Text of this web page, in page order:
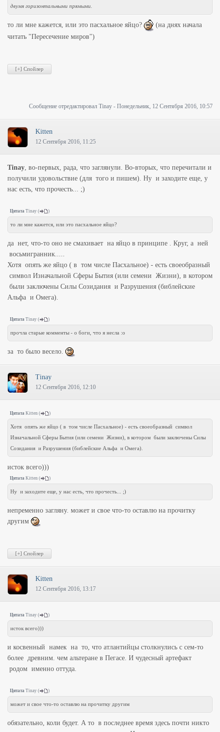
двумя горизонтальными прямыми.
то ли мне кажется, или это пасхальное яйцо?
(на днях начала
читать "Пересечение миров")
Сообщение отредактировал Tinay - Понедельник, 12 Сентября 2016, 10:57
Kitten
12 Сентября 2016, 11:25
Tinay, во-первых, рада, что заглянули. Во-вторых, что перечитали и
получили удовольствие (для того и пишем). Ну и заходите еще, у
нас есть, что прочесть... ;)
Цитата Tinay ( )
то ли мне кажется, или это пасхальное яйцо?
да нет, что-то оно не смахивает на яйцо в принципе . Круг, а ней
восьмигранник.....
Хотя опять же яйцо ( в том числе Пасхальное) - есть своеобразный
символ Изначальной Сферы Бытия (или семени Жизни), в котором
были заключены Силы Созидания и Разрушения (библейские
Альфа и Омега).
Цитата Tinay ( )
прочла старые комменты - о боги, что я несла :o
за то было весело.
Tinay
12 Сентября 2016, 12:10
Цитата Kitten ( )
Хотя опять же яйцо ( в том числе Пасхальное) - есть своеобразный символ
Изначальной Сферы Бытия (или семени Жизни), в котором были заключены Силы
Созидания и Разрушения (библейские Альфа и Омега).
исток всего)))
Цитата Kitten ( )
Ну и заходите еще, у нас есть, что прочесть... ;)
непременно загляну. может и свое что-то оставлю на прочитку
другим
Kitten
12 Сентября 2016, 13:17
Цитата Tinay ( )
исток всего)))
и косвенный намек на то, что атлантийцы столкнулись с сем-то
более древним. чем альтеране в Пегасе. И чудесный артефакт
родом именно оттуда.
Цитата Tinay ( )
может и свое что-то оставлю на прочитку другим
обязательно, коли будет. А то в последнее время здесь почти никто